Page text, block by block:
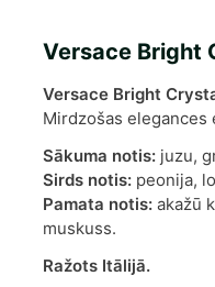
Versace Bright
Versace Bright
Mirdzošas elegances
Sākuma notis: juzu,
Sirds notis: peonija,
Pamata notis: akažū
muskuss.
Ražots Itālijā.